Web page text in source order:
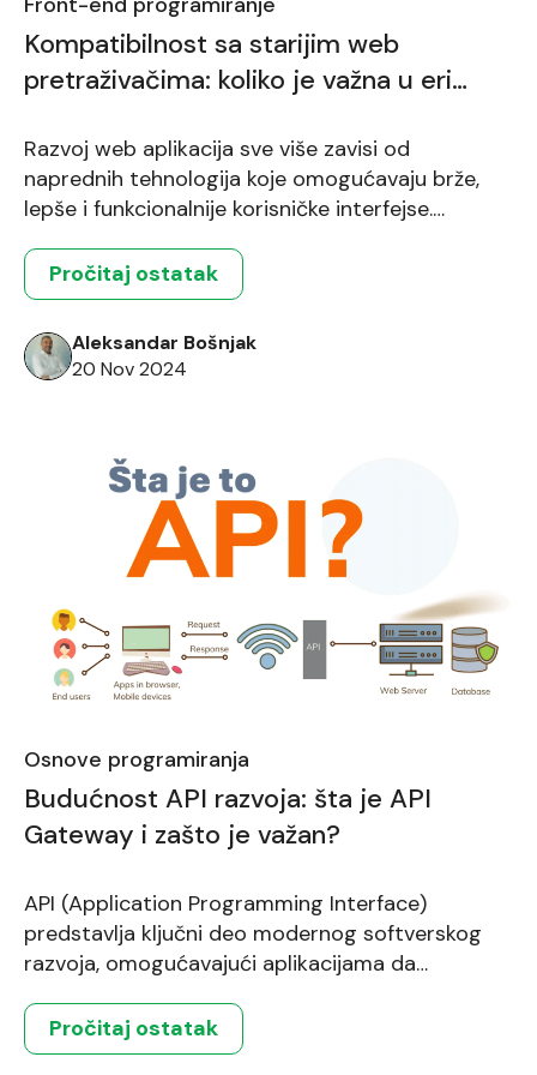
Kompatibilnost sa starijim web
pretraživačima: koliko je važna u eri
Razvoj web aplikacija sve više zavisi od
naprednih tehnologija koje omogućavaju brže,
lepše i funkcionalnije korisničke interfejse.
šta sa starijim pretraživačima? Iako većina
korisnika koristi moderne pretraživače poput
Google Chrome-a, Firefox-a ili Edge-a, određeni
procenat korisnika i dalje koristi starije verzije ili
čak zastarele pretraživače. Kako full stack […]
Pročitaj ostatak
Aleksandar Bošnjak
20 Nov 2024
Osnove programiranja
Budućnost API razvoja: šta je API
Gateway i zašto je važan?
API (Application Programming Interface)
predstavlja ključni deo modernog softverskog
razvoja, omogućavajući aplikacijama da
aplikacije postaju sve složenije i zahtevaju
skalabilna rešenja, API Gateway postaje
Pročitaj ostatak